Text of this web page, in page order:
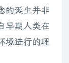
的诞生并非
早期人类在
境进行的理